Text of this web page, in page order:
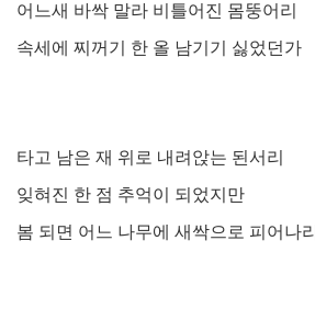
어느새 바싹 말라 비틀어진 몸뚱어리
속세에 찌꺼기 한 올 남기기 싫었던가
타고 남은 재 위로 내려앉는 된서리
잊혀진 한 점 추억이 되었지만
봄 되면 어느 나무에 새싹으로 피어나리